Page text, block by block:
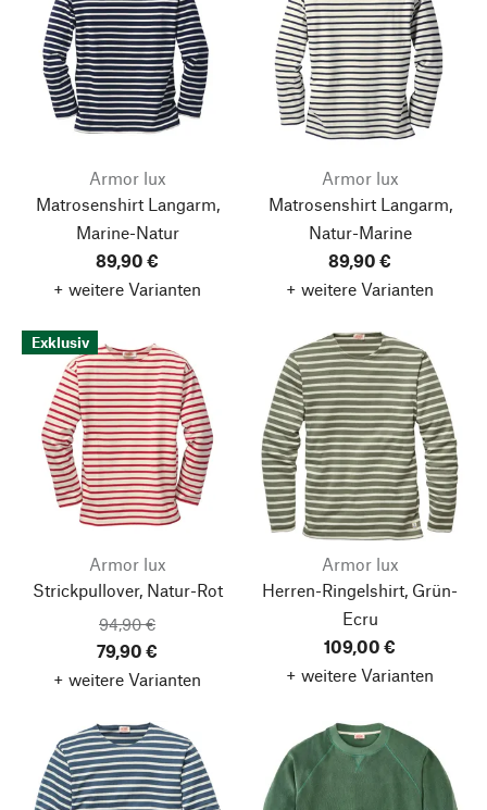
Armor lux
Matrosenshirt Langarm,
Marine-Natur
89,90 €
+ weitere Varianten
Armor lux
Matrosenshirt Langarm,
Natur-Marine
89,90 €
+ weitere Varianten
Exklusiv
Armor lux
Strickpullover, Natur-Rot
94,90 €
79,90 €
+ weitere Varianten
Armor lux
Herren-Ringelshirt, Grün-
Ecru
109,00 €
+ weitere Varianten